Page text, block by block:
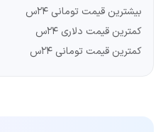
بیشترین قیمت تومانی ۲۴س
کمترین قیمت دلاری ۲۴س
کمترین قیمت تومانی ۲۴س